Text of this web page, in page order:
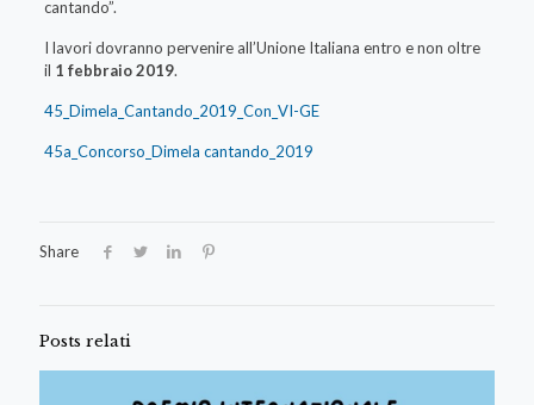
cantando”.
I lavori dovranno pervenire all’Unione Italiana entro e non oltre
il 1 febbraio 2019.
45_Dimela_Cantando_2019_Con_VI-GE
45a_Concorso_Dimela cantando_2019
Share
Posts relati